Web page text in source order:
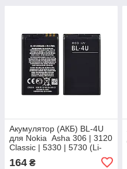
Акумулятор (АКБ) BL-4U
для Nokia Asha 306 | 3120
Classic | 5330 | 5730 (Li-
ion 3.7V 1000mAh) AAAA
164 ₴